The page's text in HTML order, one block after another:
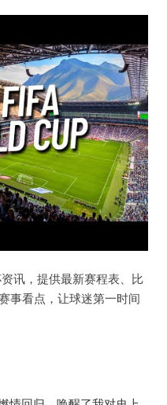
讯，提供最新赛程表、比
事看点，让球迷第一时间